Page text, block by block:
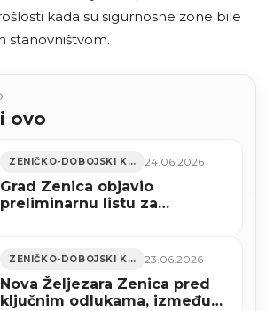
kada su sigurnosne zone bile
stanovništvom.
ovo
ZENIČKO-DOBOJSKI KANTON 24.06.2026
Grad Zenica objavio
preliminarnu listu za
ZENIČKO-DOBOJSKI KANTON 23.06.2026
Nova Željezara Zenica pred
ključnim odlukama, između